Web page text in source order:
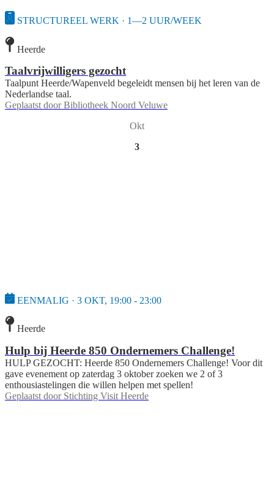
STRUCTUREEL WERK · 1—2 UUR/WEEK
Heerde
Taalvrijwilligers gezocht
Taalpunt Heerde/Wapenveld begeleidt mensen bij het leren van de
Nederlandse taal.
Geplaatst door Bibliotheek Noord Veluwe
Okt
3
EENMALIG · 3 OKT, 19:00 - 23:00
Heerde
Hulp bij Heerde 850 Ondernemers Challenge!
HULP GEZOCHT: Heerde 850 Ondernemers Challenge! Voor dit
gave evenement op zaterdag 3 oktober zoeken we 2 of 3
enthousiastelingen die willen helpen met spellen!
Geplaatst door Stichting Visit Heerde